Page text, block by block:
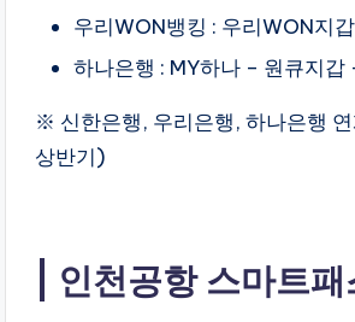
우리WON뱅킹 : 우리WON지
하나은행 : MY하나 – 원큐지갑
※ 신한은행, 우리은행, 하나은행
상반기)
인천공항 스마트